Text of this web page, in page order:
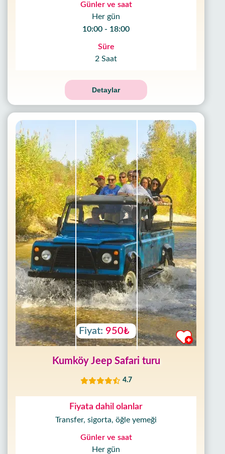
Günler ve saat
Her gün
10:00 - 18:00
Süre
2 Saat
Detaylar
Fiyat: 950₺
Kumköy Jeep Safari turu
4.7
Fiyata dahil olanlar
Transfer, sigorta, öğle yemeği
Günler ve saat
Her gün